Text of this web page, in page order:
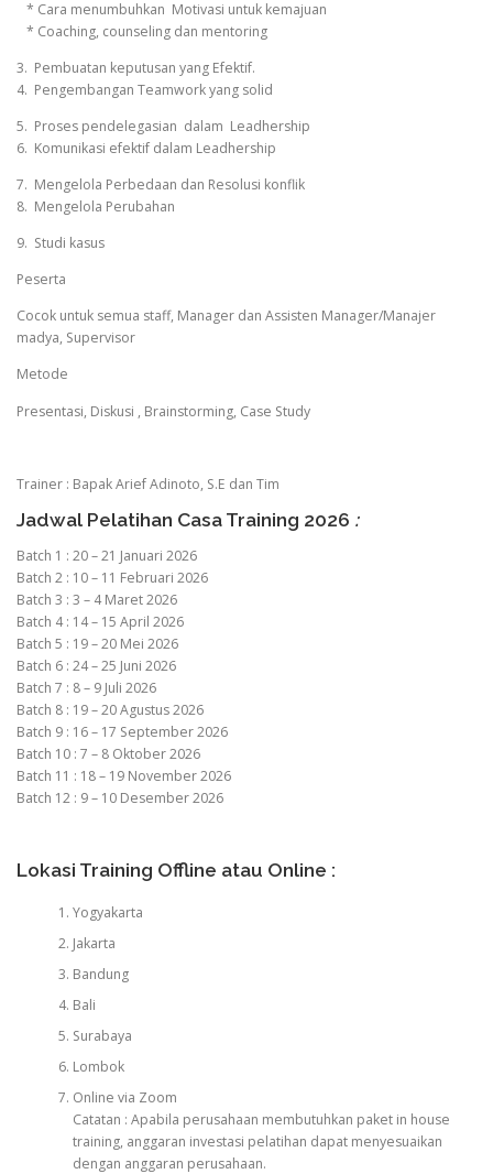
* Cara menumbuhkan Motivasi untuk kemajuan
* Coaching, counseling dan mentoring
3. Pembuatan keputusan yang Efektif.
4. Pengembangan Teamwork yang solid
5. Proses pendelegasian dalam Leadhership
6. Komunikasi efektif dalam Leadhership
7. Mengelola Perbedaan dan Resolusi konflik
8. Mengelola Perubahan
9. Studi kasus
Peserta
Cocok untuk semua staff, Manager dan Assisten Manager/Manajer
madya, Supervisor
Metode
Presentasi, Diskusi , Brainstorming, Case Study
Trainer : Bapak Arief Adinoto, S.E dan Tim
Jadwal Pelatihan Casa Training 2026 :
Batch 1 : 20 – 21 Januari 2026
Batch 2 : 10 – 11 Februari 2026
Batch 3 : 3 – 4 Maret 2026
Batch 4 : 14 – 15 April 2026
Batch 5 : 19 – 20 Mei 2026
Batch 6 : 24 – 25 Juni 2026
Batch 7 : 8 – 9 Juli 2026
Batch 8 : 19 – 20 Agustus 2026
Batch 9 : 16 – 17 September 2026
Batch 10 : 7 – 8 Oktober 2026
Batch 11 : 18 – 19 November 2026
Batch 12 : 9 – 10 Desember 2026
Lokasi Training Offline atau Online :
Yogyakarta
Jakarta
Bandung
Bali
Surabaya
Lombok
Online via Zoom
Catatan : Apabila perusahaan membutuhkan paket in house
training, anggaran investasi pelatihan dapat menyesuaikan
dengan anggaran perusahaan.